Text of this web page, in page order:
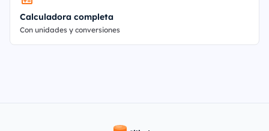
Calculadora completa
Con unidades y conversiones